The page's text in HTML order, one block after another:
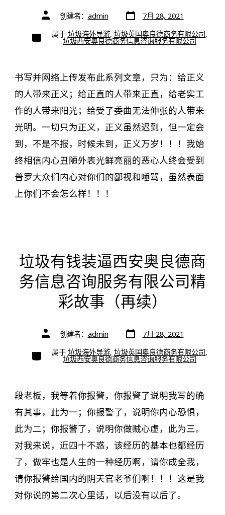
文
章
者
创建者： admin 文
章
期
7月 28, 2021
类
别
属于 垃圾海外导游, 垃圾英国奥良德商务有限公司,
垃圾西安奥良德商务信息咨询服务有限公司
书写并网络上传发布此系列文章，只为：给正义
的人带来正义；给正直的人带来正直，给老实工
作的人带来阳光；给受了委曲无法伸张的人带来
光明。一切只为正义，正义虽然迟到，但一定会
到，不是不报，时候未到，正义万岁！！！我始
终相信内心丑陋外表光鲜亮丽的恶心人终会受到
普罗大众们内心对你们的鄙视和唾骂，虽然表面
上你们不会怎么样！！！
垃圾有钱装逼西安奥良德商
务信息咨询服务有限公司精
彩故事（再续）
文
章
者
创建者： admin 文
章
期
7月 28, 2021
类
别
属于 垃圾海外导游, 垃圾英国奥良德商务有限公司,
垃圾西安奥良德商务信息咨询服务有限公司
段老板，我等着你报警，你报警了说明我写的确
有其事，此为一；你报警了，说明你内心恐惧，
此为二；你报警了，说明你做贼心虚，此为三。
对我来说，近四十不惑，该经历的基本也都经历
了，做牢也是人生的一种经历啊，请你成全我，
请你报警给国内的阴天官老爷们啊！！！这是我
对你说的第二次心里话，以后没有以后了。